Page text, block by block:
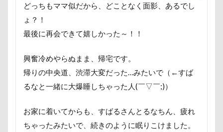
どっちもママ似だから、どことなく面影、あるでし
ょ？！
最後に再会できて嬉しかった～！！
興奮冷めやらぬまま、帰宅です。
帰りの中央道、渋滞大変だった…みたいで（←すば
るなと一緒に大爆睡しちゃった人(￣▽￣;)）
お家に着いてからも、すばるさんとるなちん、疲れ
ちゃったみたいで、続きのように眠りこけました。
お花見散歩
お花見 お花スヌード
お留守番
PRIMELAND ドッグランもろやま
vivianちゃん
VANちゃん Tシャツ
TOYOTA
TOSHIBA
Surface Pro 4 StudioRitz
SONY
RENZOちゃん
RAIN DOGS wan